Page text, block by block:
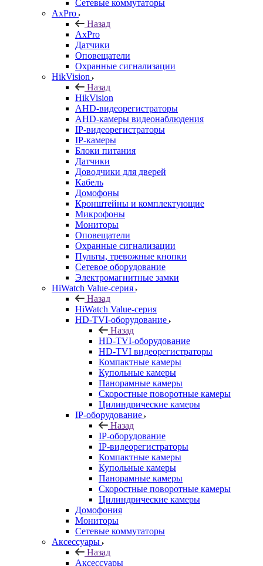
Сетевые коммутаторы
AxPro
Назад
AxPro
Датчики
Оповещатели
Охранные сигнализации
HikVision
Назад
HikVision
AHD-видеорегистраторы
AHD-камеры видеонаблюдения
IP-видеорегистраторы
IP-камеры
Блоки питания
Датчики
Доводчики для дверей
Кабель
Домофоны
Кронштейны и комплектующие
Микрофоны
Мониторы
Оповещатели
Охранные сигнализации
Пульты, тревожные кнопки
Сетевое оборудование
Электромагнитные замки
HiWatch Value-серия
Назад
HiWatch Value-серия
HD-TVI-оборудование
Назад
HD-TVI-оборудование
HD-TVI видеорегистраторы
Компактные камеры
Купольные камеры
Панорамные камеры
Скоростные поворотные камеры
Цилиндрические камеры
IP-оборудование
Назад
IP-оборудование
IP-видеорегистраторы
Компактные камеры
Купольные камеры
Панорамные камеры
Скоростные поворотные камеры
Цилиндрические камеры
Домофония
Мониторы
Сетевые коммутаторы
Аксессуары
Назад
Аксессуары